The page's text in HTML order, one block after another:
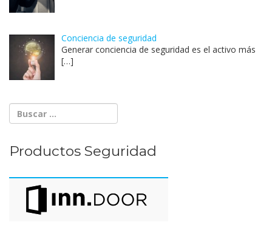
Conciencia de seguridad
Generar conciencia de seguridad es el activo más
[…]
Productos Seguridad